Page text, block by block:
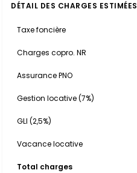
DÉTAIL DES CHARGES ESTIMÉES
Taxe foncière
Charges copro. NR
Assurance PNO
Gestion locative (7%)
GLI (2,5%)
Vacance locative
Total charges